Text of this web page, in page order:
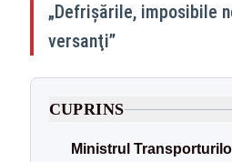
„Defrișările, imposibile
versanţi”
CUPRINS
Ministrul